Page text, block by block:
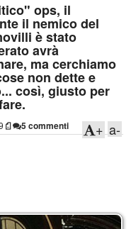
ops, il
il nemico del
è stato
avrà
ma cerchiamo
non dette e
così, giusto per
5 commenti a-
+